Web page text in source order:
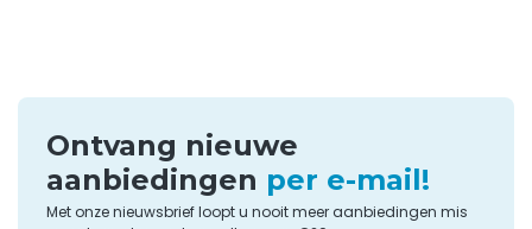
Ontvang nieuwe
aanbiedingen per e-mail!
Met onze nieuwsbrief loopt u nooit meer aanbiedingen mis